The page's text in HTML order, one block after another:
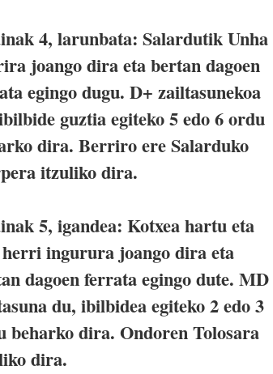
4, larunbata: Salardutik Unha
joango dira eta bertan dagoen
egingo dugu. D+ zailtasunekoa
guztia egiteko 5 edo 6 ordu
dira. Berriro ere Salarduko
itzuliko dira.
5, igandea: Kotxea hartu eta
ingurura joango dira eta
dagoen ferrata egingo dute. MD
du, ibilbidea egiteko 2 edo 3
beharko dira. Ondoren Tolosara
dira.